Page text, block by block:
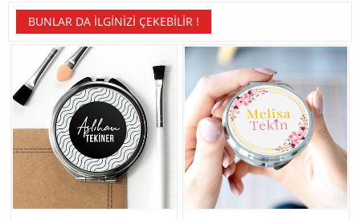
BUNLAR DA İLGINIZI ÇEKEBILIR !